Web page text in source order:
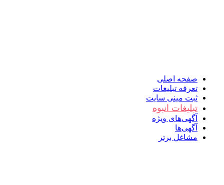
صفحه اصلی
تعرفه تبلیغات
ثبت مینی سایت
تبلیغات انبوه
آگهی‌های ویژه
آگهی‌ها
مشاغل برتر